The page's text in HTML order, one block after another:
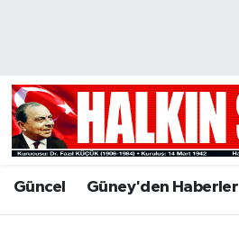
Güncel Güney'den Haberler
Hava Durumu
Trafik Durumu